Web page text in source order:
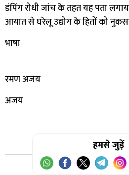
डंपिंग रोधी जांच के तहत यह पता
आयात से घरेलू उद्योग के हितों को
भाषा
रमण अजय
अजय
हमसे जुड़ें